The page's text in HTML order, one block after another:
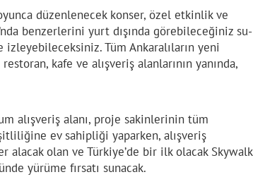
düzenlenecek konser, özel etkinlik ve
benzerlerini yurt dışında görebileceğiniz su-
Tüm Ankaralıların yeni
kafe ve alışveriş alanlarının yanında,
alışveriş alanı, proje sakinlerinin tüm
ev sahipliği yaparken, alışveriş
alacak olan ve Türkiye’de bir ilk olacak Skywalk
yürüme fırsatı sunacak.